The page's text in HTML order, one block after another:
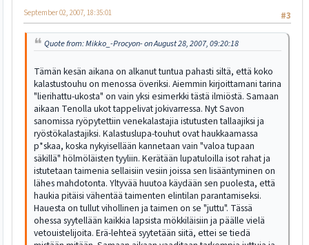
#3
September 02, 2007, 18:35:01
Quote from: Mikko_-Procyon- on August 28, 2007, 09:20:18
Tämän kesän aikana on alkanut tuntua pahasti siltä, että koko
kalastustouhu on menossa överiksi. Aiemmin kirjoittamani tarina
"lierihattu-ukosta" on vain yksi esimerkki tästä ilmiöstä. Samaan
aikaan Tenolla ukot tappelivat jokivarressa. Nyt Savon
sanomissa ryöpytettiin venekalastajia istutusten tallaajiksi ja
ryöstökalastajiksi. Kalastuslupa-touhut ovat haukkaamassa
p*skaa, koska nykyisellään kannetaan vain "valoa tupaan
säkillä" hölmöläisten tyyliin. Kerätään lupatuloilla isot rahat ja
istutetaan taimenia sellaisiin vesiin joissa sen lisääntyminen on
lähes mahdotonta. Yltyvää huutoa käydään sen puolesta, että
haukia pitäisi vähentää taimenten elintilan parantamiseksi.
Hauesta on tullut vihollinen ja taimen on se "juttu". Tässä
ohessa syytellään kaikkia lapsista mökkiläisiin ja päälle vielä
vetouistelijoita. Erä-lehteä syytetään siitä, ettei se tiedä